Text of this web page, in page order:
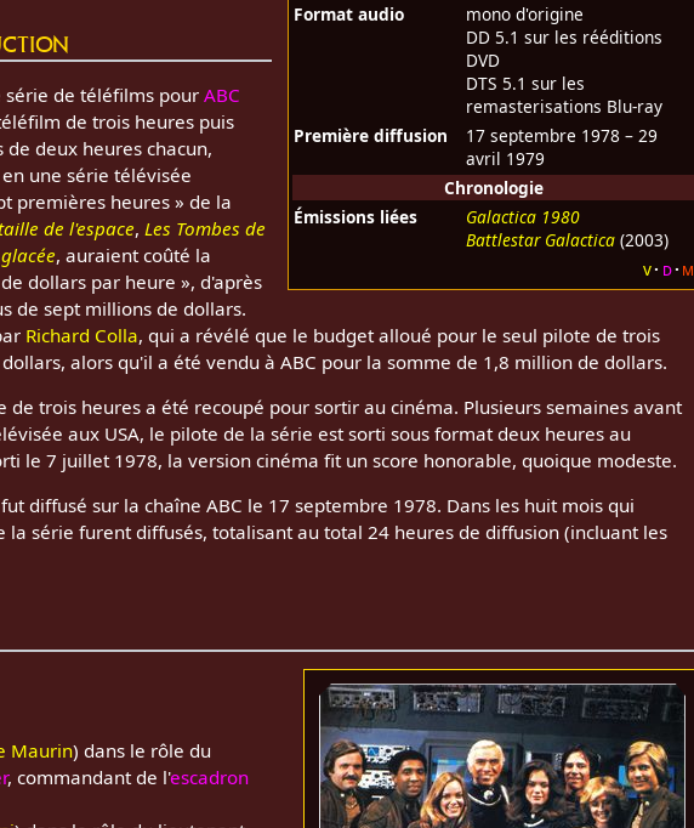
Format audio
mono d'origine
DD 5.1 sur les rééditions
DVD
DTS 5.1 sur les
remasterisations Blu-ray
Première diffusion
17 septembre 1978 – 29
avril 1979
Chronologie
Émissions liées
Galactica 1980
Battlestar Galactica (2003)
v d m
série de téléfilms pourABC
de trois heures puis
deux heures chacun,
une série télévisée
premières heures » de la
de l'espace, Les Tombes de
, auraient coûté la
dollars par heure », d'après
de sept millions de dollars.
Richard Colla, qui a révélé que le budget alloué pour le seul pilote de trois
alors qu'il a été vendu à ABC pour la somme de 1,8 million de dollars.
de trois heures a été recoupé pour sortir au cinéma. Plusieurs semaines avant
aux USA, le pilote de la série est sorti sous format deux heures au
le 7 juillet 1978, la version cinéma fit un score honorable, quoique modeste.
diffusé sur la chaîne ABC le 17 septembre 1978. Dans les huit mois qui
la série furent diffusés, totalisant au total 24 heures de diffusion (incluant les
Maurin) dans le rôle du
, commandant de l'escadron